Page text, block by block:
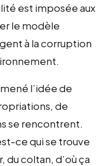
est imposée aux
le modèle
à la corruption
l’idée de
de
se rencontrent.
ce qui se trouve
du coltan, d’où ça